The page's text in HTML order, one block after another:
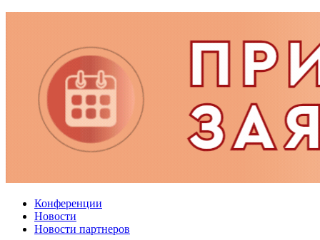
Конференции
Новости
Новости партнеров